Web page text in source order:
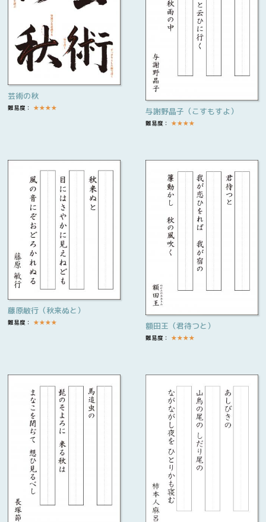
芸術の秋
難易度： ★★★★ 与謝野晶子（こすもすよ）
難易度： ★★★★
藤原敏行（秋来ぬと）
難易度： ★★★★ 額田王（君待つと）
難易度： ★★★★